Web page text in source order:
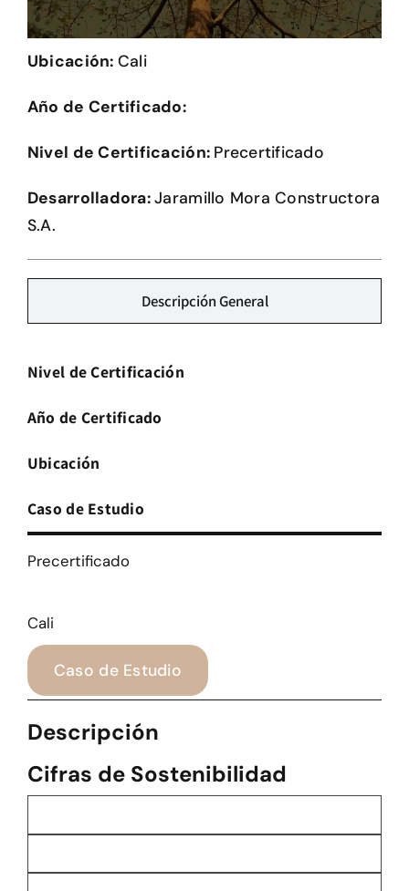
Herramientas
Credenciales
Ubicación: Cali
Año de Certificado:
Nivel de Certificación: Precertificado
Desarrolladora:Jaramillo Mora Constructora
S.A.
Descripción General
Nivel de Certificación
Año de Certificado
Ubicación
Caso de Estudio
Precertificado
Cali
Caso de Estudio
Descripción
Cifras de Sostenibilidad